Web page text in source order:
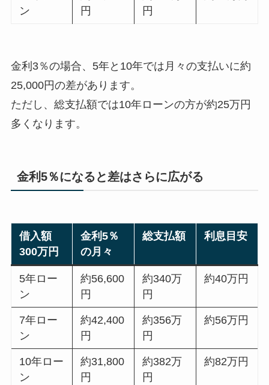
ン
円
円
金利3％の場合、5年と10年では月々の支払いに約
25,000円の差があります。
ただし、総支払額では10年ローンの方が約25万円
多くなります。
金利5％になると差はさらに広がる
借入額
300万円
金利5％
の月々
総支払額 利息目安
5年ロー
ン
約56,600
円
約340万
円
約40万円
7年ロー
ン
約42,400
円
約356万
円
約56万円
10年ロー
ン
約31,800
円
約382万
円
約82万円